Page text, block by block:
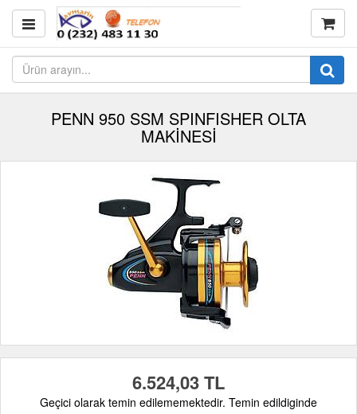
PENN 950 SSM SPINFISHER OLTA
MAKİNESİ
6.524,03 TL
Geçici olarak temin edilememektedir. Temin edildiginde